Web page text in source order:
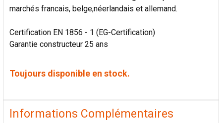
marchés francais, belge,néerlandais et allemand.
Certification EN 1856 - 1 (EG-Certification)
Garantie constructeur 25 ans
Toujours disponible en stock.
Informations Complémentaires